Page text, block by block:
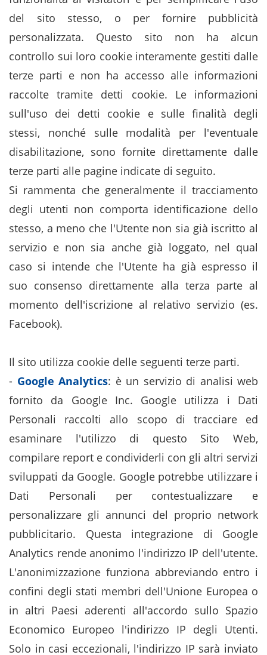
del sito stesso, o per fornire pubblicità
personalizzata. Questo sito non ha alcun
controllo sui loro cookie interamente gestiti dalle
terze parti e non ha accesso alle informazioni
raccolte tramite detti cookie. Le informazioni
sull'uso dei detti cookie e sulle finalità degli
stessi, nonché sulle modalità per l'eventuale
disabilitazione, sono fornite direttamente dalle
terze parti alle pagine indicate di seguito.
Si rammenta che generalmente il tracciamento
degli utenti non comporta identificazione dello
stesso, a meno che l'Utente non sia già iscritto al
servizio e non sia anche già loggato, nel qual
caso si intende che l'Utente ha già espresso il
suo consenso direttamente alla terza parte al
momento dell'iscrizione al relativo servizio (es.
Facebook).
Il sito utilizza cookie delle seguenti terze parti.
- Google Analytics: è un servizio di analisi web
fornito da Google Inc. Google utilizza i Dati
Personali raccolti allo scopo di tracciare ed
esaminare l'utilizzo di questo Sito Web,
compilare report e condividerli con gli altri servizi
sviluppati da Google. Google potrebbe utilizzare i
Dati Personali per contestualizzare e
personalizzare gli annunci del proprio network
pubblicitario. Questa integrazione di Google
Analytics rende anonimo l'indirizzo IP dell'utente.
L'anonimizzazione funziona abbreviando entro i
confini degli stati membri dell'Unione Europea o
in altri Paesi aderenti all'accordo sullo Spazio
Economico Europeo l'indirizzo IP degli Utenti.
Solo in casi eccezionali, l'indirizzo IP sarà inviato